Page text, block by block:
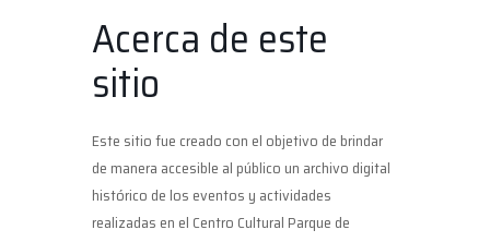
Acerca de este
sitio
Este sitio fue creado con el objetivo de brindar
de manera accesible al público un archivo digital
histórico de los eventos y actividades
realizadas en el Centro Cultural Parque de